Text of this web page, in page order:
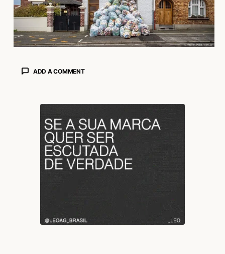
ADD A COMMENT
login